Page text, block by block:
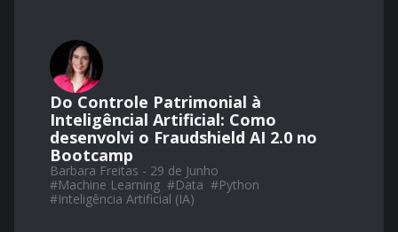
Do Controle Patrimonial à
Inteligêncial Artificial: Como
desenvolvi o Fraudshield AI 2.0 no
Bootcamp
Barbara Freitas - 29 de Junho
#Machine Learning #Data #Python
#Inteligência Artificial (IA)